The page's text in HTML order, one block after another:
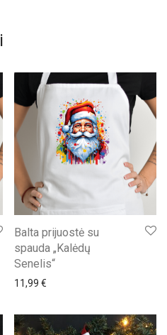
Balta prijuostė su
spauda „Kalėdų
Senelis“
11,99 €